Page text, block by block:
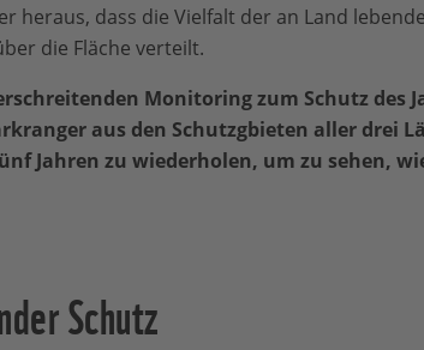
heraus, dass die Vielfalt der an Land
die Fläche verteilt.
Monitoring zum Schutz des
aus den Schutzgbieten aller drei
Jahren zu wiederholen, um zu sehen,
Schutz